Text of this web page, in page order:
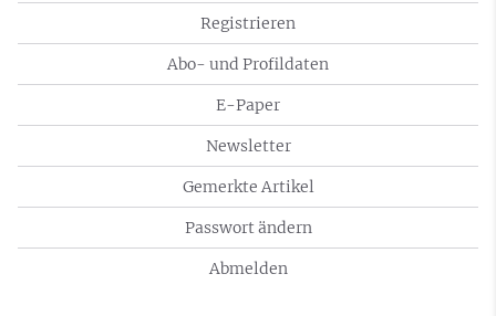
Registrieren
Abo- und Profildaten
E-Paper
Newsletter
Gemerkte Artikel
Passwort ändern
Abmelden